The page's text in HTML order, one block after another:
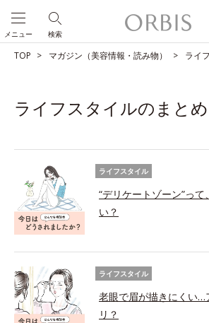
検索
メニュー
TOP マガジン（美容情報・読み物） ライ
ライフスタイルのまとめ
ライフスタイル
“デリケートゾーン”っ
い？
ライフスタイル
老眼で眉が描きにくい…
リ？